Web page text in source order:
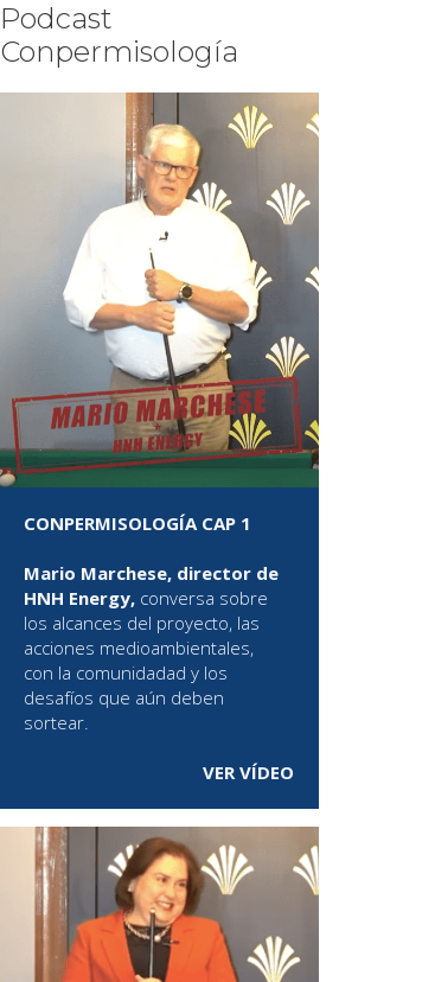
Podcast
Conpermisología
CONPERMISOLOGÍA CAP 1
Mario Marchese, director de
HNH Energy, conversa sobre
los alcances del proyecto, las
acciones medioambientales,
con la comunidadad y los
desafíos que aún deben
sortear.
VER VÍDEO